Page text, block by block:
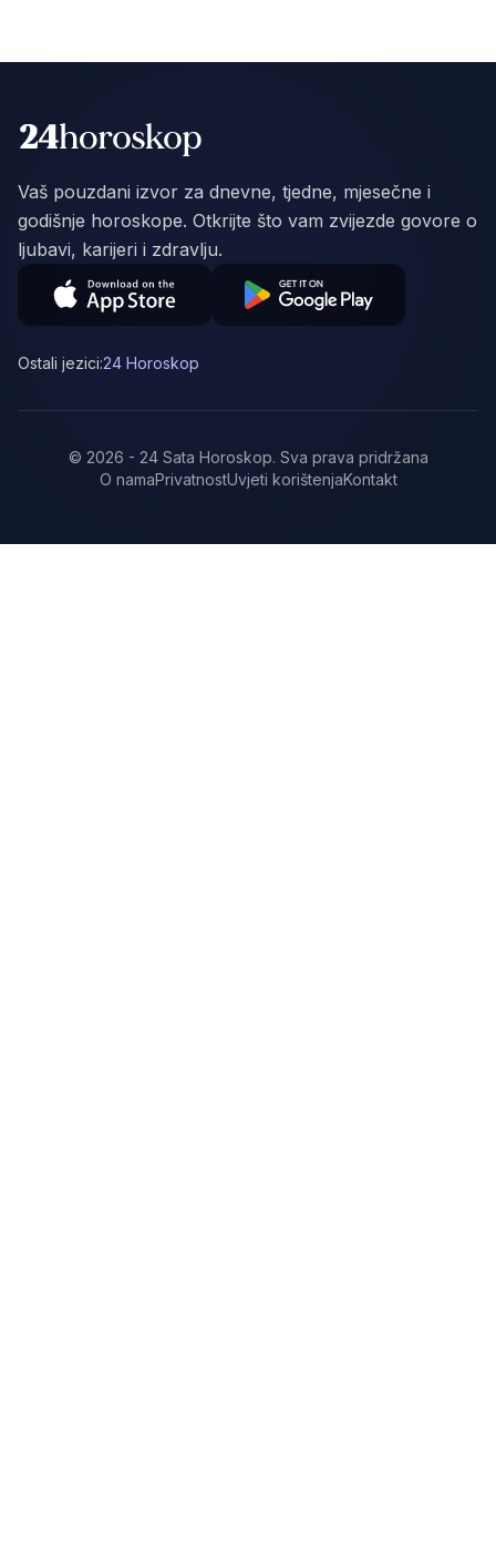
Vaš pouzdani izvor za dnevne, tjedne, mjesečne i
godišnje horoskope. Otkrijte što vam zvijezde govore o
ljubavi, karijeri i zdravlju.
Ostali jezici:24 Horoskop
© 2026 - 24 Sata Horoskop. Sva prava pridržana
O namaPrivatnostUvjeti korištenjaKontakt